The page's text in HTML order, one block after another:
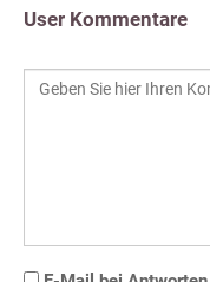
User Kommentare